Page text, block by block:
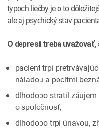
typoch liečby je o to
ale aj psychický stav
O depresii treba uvažovať,
pacient trpí
náladou a pocitmi
dlhodobo stratil záujem
o spoločnosť,
dlhodobo trpí únavou,